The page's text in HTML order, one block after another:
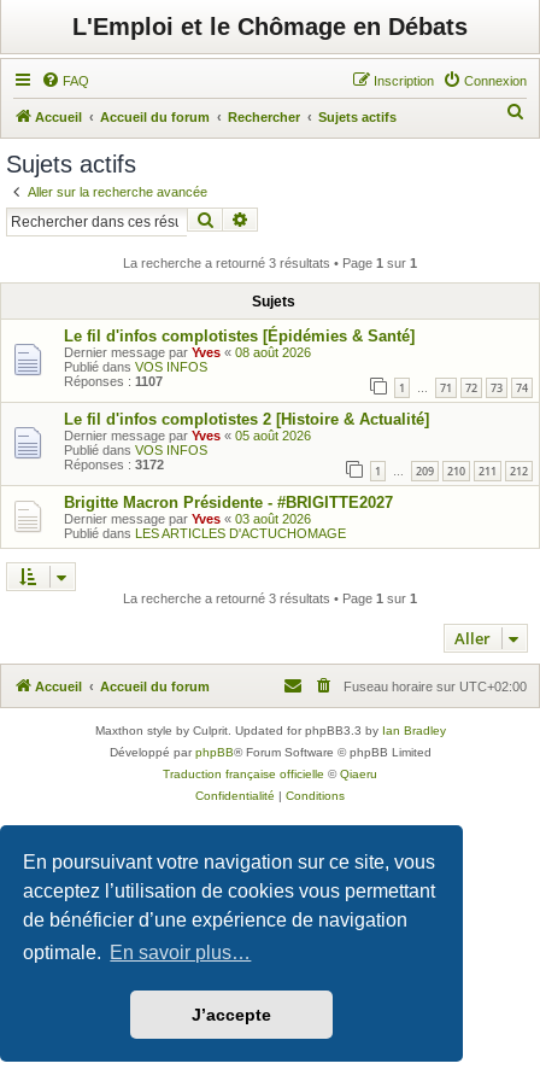
En poursuivant votre navigation sur ce site, vous
acceptez l’utilisation de cookies vous permettant
de bénéficier d’une expérience de navigation
optimale. En savoir plus…
J’accepte
L'Emploi et le Chômage en Débats
FAQ Connexion
Inscription
Accueil Accueil du forum Rechercher Sujets actifs
h
r
Sujets actifs
Aller sur la recherche avancée
Rechercher
La recherche a retourné 3 résultats • Page 1 sur 1
Sujets
Le fil d'infos complotistes [Épidémies & Santé]
Dernier message par Yves « 08 août 2026
Publié dans VOS INFOS
Réponses : 1107 1 71 72 73 74
Le fil d'infos complotistes 2 [Histoire & Actualité]
Dernier message par Yves « 05 août 2026
Publié dans VOS INFOS
Réponses : 3172 1 209 210 211 212
Brigitte Macron Présidente - #BRIGITTE2027
Dernier message par Yves « 03 août 2026
Publié dans LES ARTICLES D'ACTUCHOMAGE
La recherche a retourné 3 résultats • Page 1 sur 1
Aller
Accueil Accueil du forum Fuseau horaire sur UTC+02:00
Maxthon style by Culprit. Updated for phpBB3.3 by Ian Bradley
Développé parphpBB® Forum Software © phpBB Limited
Traduction française officielle ©Qiaeru
Confidentialité | Conditions